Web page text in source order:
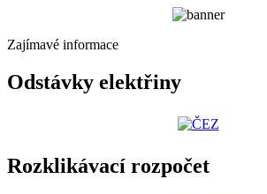
Zajímavé informace
Odstávky elektřiny
Rozklikávací rozpočet